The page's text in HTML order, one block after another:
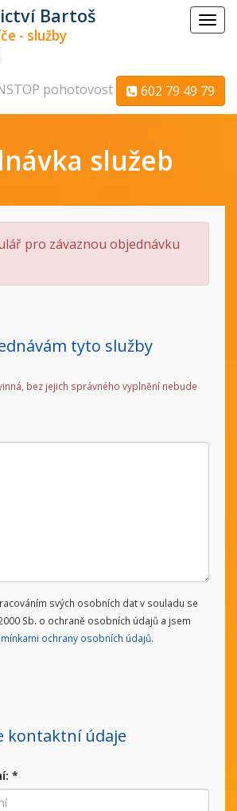
Menu
Bartoš
- služby
pohotovost 602 79 49 79
služeb
pro závaznou objednávku
tyto služby
bez jejich správného vyplnění nebude
svých osobních dat v souladu se
Sb. o ochraně osobních údajů a jsem
ochrany osobních údajů.
kontaktní údaje
*